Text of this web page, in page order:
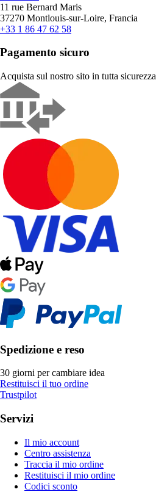
11 rue Bernard Maris
37270 Montlouis-sur-Loire, Francia
+33 1 86 47 62 58
Pagamento sicuro
Acquista sul nostro sito in tutta sicurezza
Spedizione e reso
30 giorni per cambiare idea
Restituisci il tuo ordine
Trustpilot
Servizi
Il mio account
Centro assistenza
Traccia il mio ordine
Restituisci il mio ordine
Codici sconto